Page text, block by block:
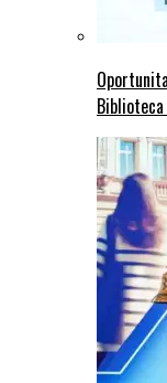
Biblioteca